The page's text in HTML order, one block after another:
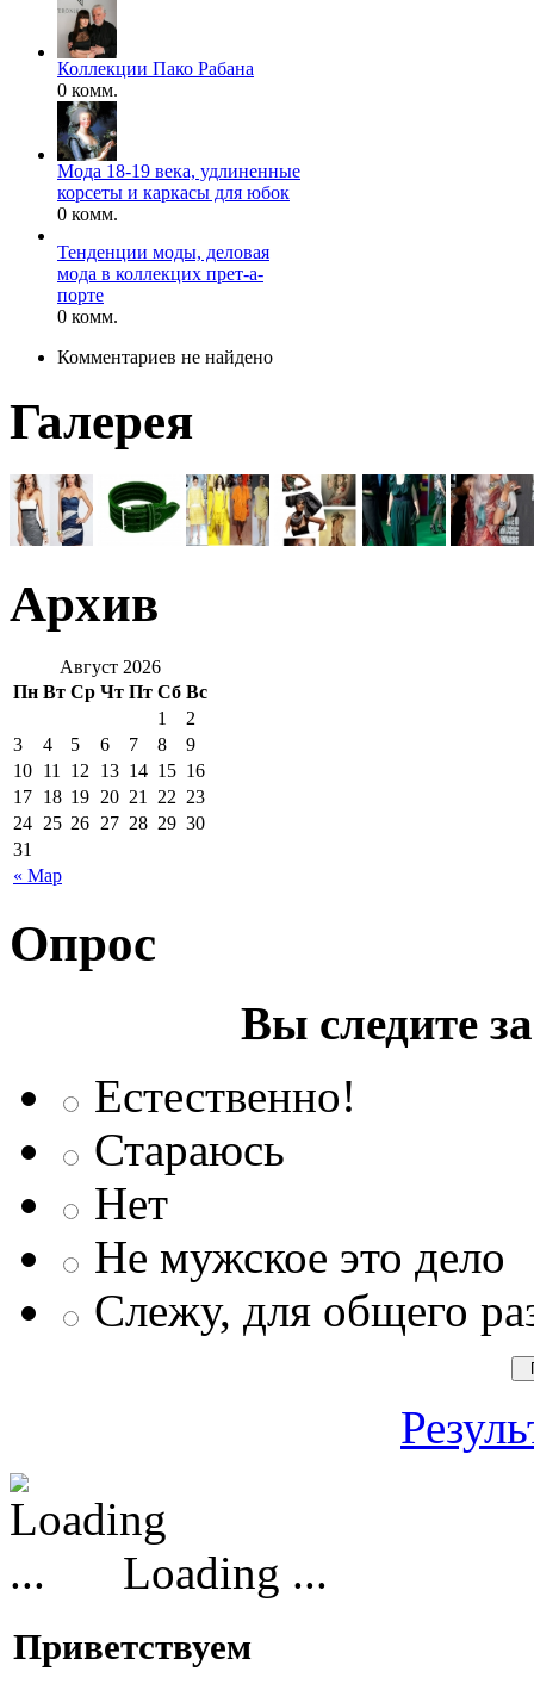
Коллекции Пако Рабана
0 комм.
Мода 18-19 века, удлиненные
корсеты и каркасы для юбок
0 комм.
Тенденции моды, деловая
мода в коллекцих прет-а-
порте
0 комм.
Комментариев не найдено
Галерея
Архив
Август 2026
Пн Вт Ср Чт Пт Сб Вс
« Мар
1
2
3
4 5 6 7 8
9
10 11 12 13 14 15 16
17 18 19 20 21 22 23
24 25 26 27 28 29 30
31
Опрос
Вы следите
Естественно!
Стараюсь
Нет
Не мужское это дело
Слежу, для общего
Loading ...
Приветствуем